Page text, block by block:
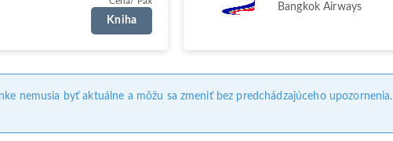
Kniha
Bangkok Airways
nemusia byť aktuálne a môžu sa zmeniť bez predchádzajúceho